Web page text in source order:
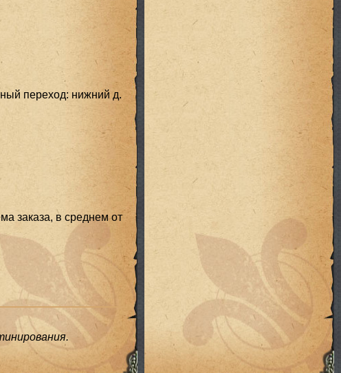
переход: нижний д.
заказа, в среднем от